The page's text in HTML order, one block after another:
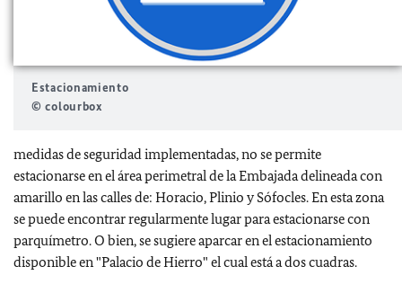
Estacionamiento
© colourbox
medidas de seguridad implementadas, no se permite
estacionarse en el área perimetral de la Embajada delineada con
amarillo en las calles de: Horacio, Plinio y Sófocles. En esta zona
se puede encontrar regularmente lugar para estacionarse con
parquímetro. O bien, se sugiere aparcar en el estacionamiento
disponible en "Palacio de Hierro" el cual está a dos cuadras.